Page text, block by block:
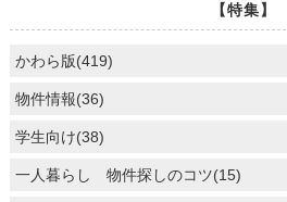
【特集】
かわら版(419)
物件情報(36)
学生向け(38)
一人暮らし 物件探しのコツ(15)